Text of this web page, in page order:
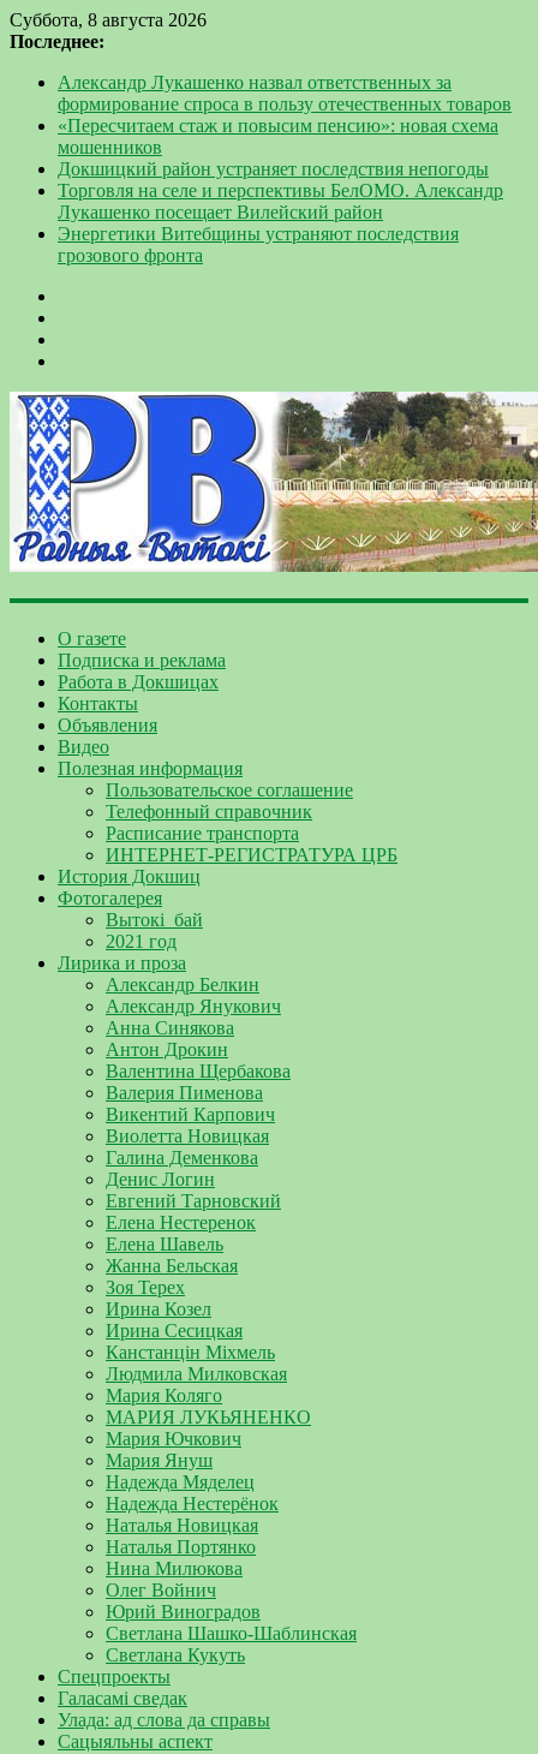
Суббота, 8 августа 2026
Последнее:
Александр Лукашенко назвал ответственных за
формирование спроса в пользу отечественных товаров
«Пересчитаем стаж и повысим пенсию»: новая схема
мошенников
Докшицкий район устраняет последствия непогоды
Торговля на селе и перспективы БелОМО. Александр
Лукашенко посещает Вилейский район
Энергетики Витебщины устраняют последствия
грозового фронта
О газете
Подписка и реклама
Работа в Докшицах
Контакты
Объявления
Видео
Полезная информация
Пользовательское соглашение
Телефонный справочник
Расписание транспорта
ИНТЕРНЕТ-РЕГИСТРАТУРА ЦРБ
История Докшиц
Фотогалерея
Вытокі_бай
2021 год
Лирика и проза
Александр Белкин
Александр Янукович
Анна Синякова
Антон Дрокин
Валентина Щербакова
Валерия Пименова
Викентий Карпович
Виолетта Новицкая
Галина Деменкова
Денис Логин
Евгений Тарновский
Елена Нестеренок
Елена Шавель
Жанна Бельская
Зоя Терех
Ирина Козел
Ирина Сесицкая
Канстанцін Міхмель
Людмила Милковская
Мария Коляго
МАРИЯ ЛУКЬЯНЕНКО
Мария Ючкович
Мария Януш
Надежда Мяделец
Надежда Нестерёнок
Наталья Новицкая
Наталья Портянко
Нина Милюкова
Олег Войнич
Юрий Виноградов
Светлана Шашко-Шаблинская
Светлана Кукуть
Спецпроекты
Галасамі сведак
Улада: ад слова да справы
Сацыяльны аспект